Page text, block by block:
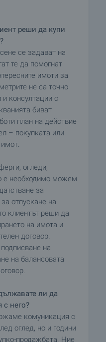
реши да купи
се задават на
те да помогнат
имоти за
не са точно
консултации с
биват
план на действие
– покупката или
огледи,
е необходимо можем
за
отпускане на
клиентът реши да
на имота и
договор.
на
на балансовата
ли да
с него?
комуникация с
оглед, но и години
продажбата. Ние